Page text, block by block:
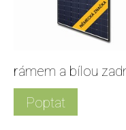
rámem a bílou
Poptat